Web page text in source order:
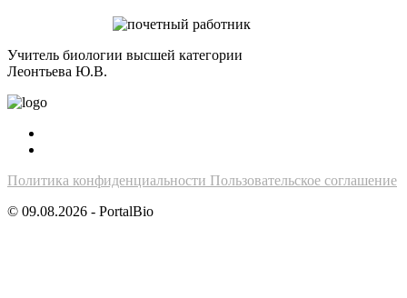
Учитель биологии высшей категории
Леонтьева Ю.В.
Политика конфиденциальности Пользовательское соглашение
© 09.08.2026 - PortalBio